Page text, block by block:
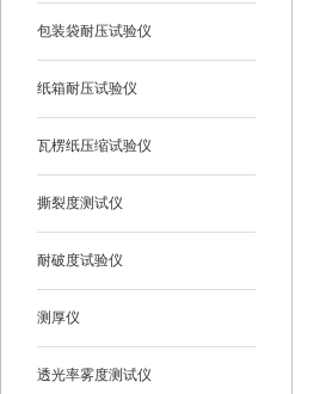
包装袋耐压试验仪
纸箱耐压试验仪
瓦楞纸压缩试验仪
撕裂度测试仪
耐破度试验仪
测厚仪
透光率雾度测试仪